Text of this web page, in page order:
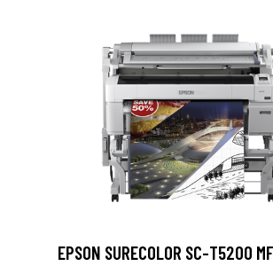
EPSON SURECOLOR SC-T5200